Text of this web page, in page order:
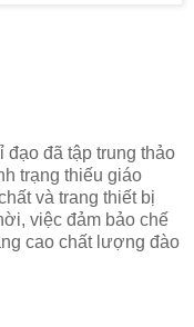
đạo đã tập trung thảo
trạng thiếu giáo
và trang thiết bị
việc đảm bảo chế
cao chất lượng đào